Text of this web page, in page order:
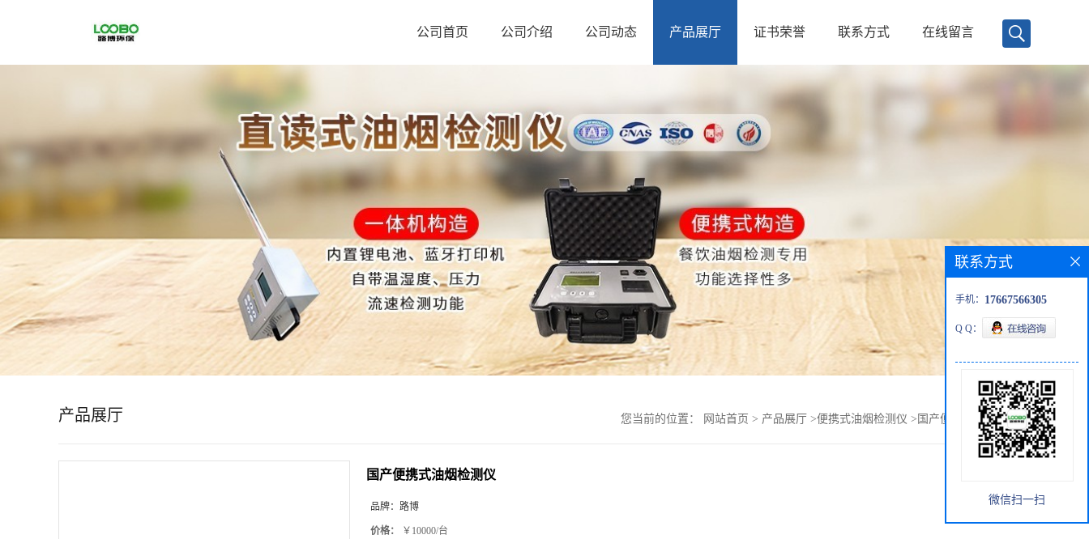
首
公司首页 公司介绍 公司动态 产品展厅 证书荣誉 联系方式 在线留言
产品展厅 您当前的位置： 网站首页 > 产品展厅 >便携式油烟检测仪 > 国产便携式油烟检测仪
国产便携式油烟检测仪
品牌： 路博
价格： ￥10000/台
联系方式
手机： 17667566305
Q Q：
微信扫一扫